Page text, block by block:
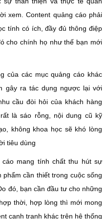
xem. Content quảng cáo phải
tính có ích, đầy đủ thông điệp
cho chính họ như thế bạn mới
của các mục quảng cáo khác
gây ra tác dụng ngược lại với
cầu đòi hỏi của khách hàng
là sáo rỗng, nội dung cũ kỹ
không khoa học sẽ khó lòng
tiêu dùng
mang tính chất thu hút sự
cần thiết trong cuộc sống
đó, bạn cần đầu tư cho những
thời, hợp lòng thì mới mong
cạnh tranh khác trên hệ thống